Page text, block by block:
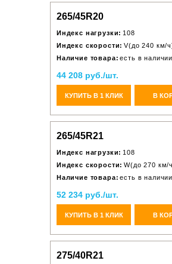
265/45R20
Индекс нагрузки: 108
Индекс скорости: V(до 240 км/
Наличие товара: есть в наличии
44 208 руб./шт.
КУПИТЬ В 1 КЛИК В
265/45R21
Индекс нагрузки: 108
Индекс скорости: W(до 270 км/
Наличие товара: есть в наличии
52 234 руб./шт.
КУПИТЬ В 1 КЛИК В
275/40R21